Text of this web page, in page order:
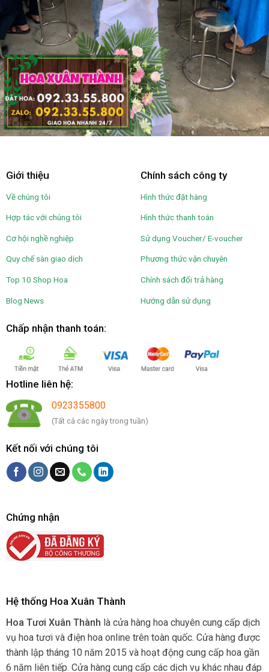
Giới thiệu
Về chúng tôi
Hợp tác với chúng tôi
Cơ hội nghề nghiệp
Quy chế sàn giao dịch
Top 10 Shop Hoa
Blog News
Chính sách công ty
Hình thức đặt hàng
Hình thức thanh toán
Sử dụng Voucher/ E-voucher
Phương thức vận chuyên
Chính sách đổi trả hàng
Hướng dẫn sử dụng
Chấp nhận thanh toán:
Hotline liên hệ:
0923355800
(Tất cả các ngày trong tuần)
Kết nối với chúng tôi
Chứng nhận
Hệ thống Hoa Xuân Thành
Hoa Tươi Xuân Thành là cửa hàng hoa chuyên cung cấp dịch
vụ hoa tươi và điện hoa online trên toàn quốc. Cửa hàng được
thành lập tháng 10 năm 2015 và hoạt động cung cấp hoa gần
6 năm liên tiếp. Cửa hàng cung cấp các dịch vụ khác nhau đáp